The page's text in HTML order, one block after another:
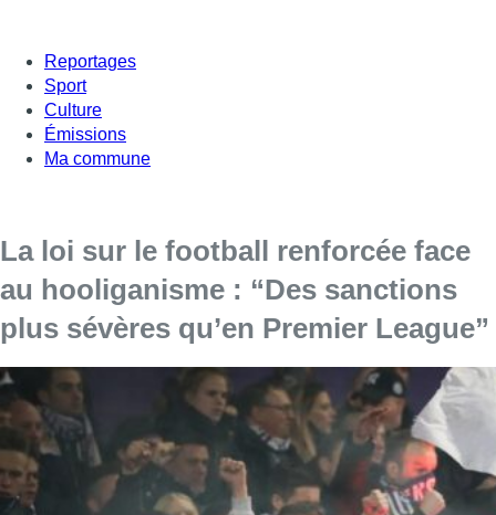
Reportages
Sport
Culture
Émissions
Ma commune
La loi sur le football renforcée face
au hooliganisme : “Des sanctions
plus sévères qu’en Premier League”